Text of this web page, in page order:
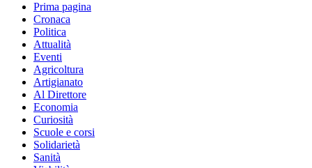
Prima pagina
Cronaca
Politica
Attualità
Eventi
Agricoltura
Artigianato
Al Direttore
Economia
Curiosità
Scuole e corsi
Solidarietà
Sanità